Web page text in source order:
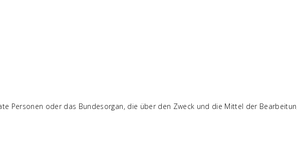
Personen oder das Bundesorgan, die über den Zweck und die Mittel der